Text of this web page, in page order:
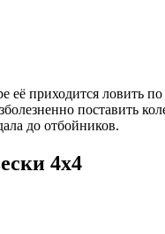
приходится ловить
до отбойников.
4х4